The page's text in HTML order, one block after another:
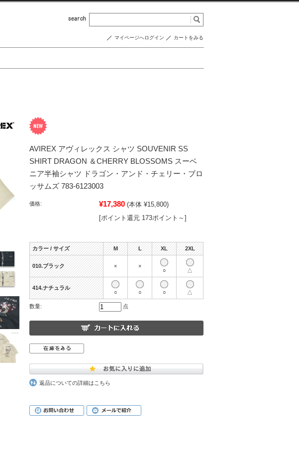
マイページへログイン カートをみる
AVIREX アヴィレックス シャツ SOUVENIR SS
SHIRT DRAGON ＆CHERRY BLOSSOMS スーベ
ニア半袖シャツ ドラゴン・アンド・チェリー・ブロ
ッサムズ 783-6123003
価格: ¥17,380 (本体 ¥15,800)
[ポイント還元 173ポイント～]
カラー / サイズ M L XL 2XL
010.ブラック × ×
○ △
414.ナチュラル
○ ○ ○ △
数量: 点
返品についての詳細はこちら